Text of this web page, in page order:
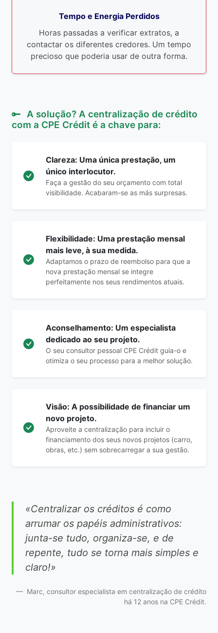
Tempo e Energia Perdidos
Horas passadas a verificar extratos, a
contactar os diferentes credores. Um tempo
precioso que poderia usar de outra forma.
A solução? A centralização de crédito
com a CPE Crédit é a chave para:
Clareza: Uma única prestação, um
único interlocutor.
Faça a gestão do seu orçamento com total
visibilidade. Acabaram-se as más surpresas.
Flexibilidade: Uma prestação mensal
mais leve, à sua medida.
Adaptamos o prazo de reembolso para que a
nova prestação mensal se integre
perfeitamente nos seus rendimentos atuais.
Aconselhamento: Um especialista
dedicado ao seu projeto.
O seu consultor pessoal CPE Crédit guia-o e
otimiza o seu processo para a melhor solução.
Visão: A possibilidade de financiar um
novo projeto.
Aproveite a centralização para incluir o
financiamento dos seus novos projetos (carro,
obras, etc.) sem sobrecarregar a sua gestão.
«Centralizar os créditos é como
arrumar os papéis administrativos:
junta-se tudo, organiza-se, e de
repente, tudo se torna mais simples e
claro!»
Marc, consultor especialista em centralização de crédito
há 12 anos na CPE Crédit.